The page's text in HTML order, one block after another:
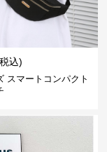
込)
スマートコンパクト